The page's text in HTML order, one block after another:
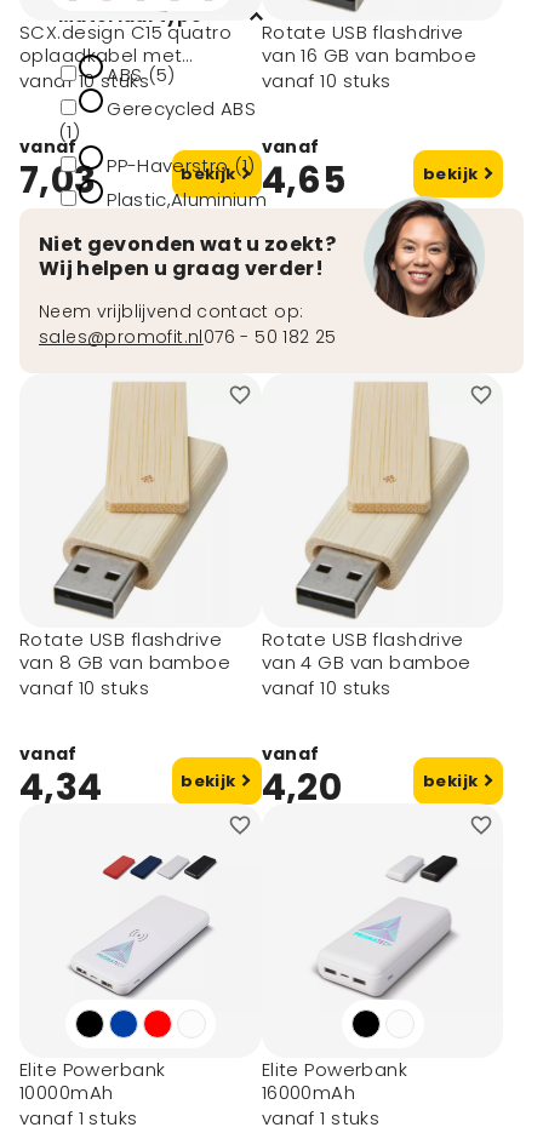
Materiaal type
ABS (5)
Gerecycled ABS
(1)
PP-Haverstro (1)
Plastic,Aluminium
SCX.design C15 quatro
oplaadkabel met
oplichtend logo
vanaf 10 stuks
vanaf
7,03 bekijk
Rotate USB flashdrive
van 16 GB van bamboe
vanaf 10 stuks
vanaf
4,65 bekijk
Niet gevonden wat u zoekt?
Wij helpen u graag verder!
Neem vrijblijvend contact op:
sales@promofit.nl076 - 50 182 25
Rotate USB flashdrive
van 8 GB van bamboe
vanaf 10 stuks
vanaf
4,34 bekijk
Rotate USB flashdrive
van 4 GB van bamboe
vanaf 10 stuks
vanaf
4,20 bekijk
Elite Powerbank
10000mAh
vanaf 1 stuks
Elite Powerbank
16000mAh
vanaf 1 stuks